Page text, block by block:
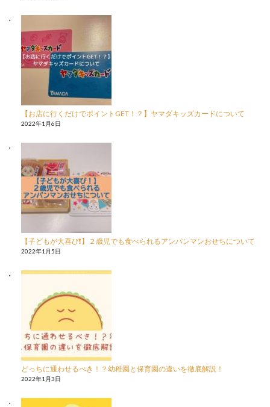
【お店に行くだけでポイントGET！？】ヤマダキッズカードについて
2022年1月6日
【子どもが大喜び❗️】２歳児でも食べられるアンパンマンおせちについて
2022年1月5日
どっちに通わせるべき！？幼稚園と保育園の違いを徹底解説！
2022年1月3日